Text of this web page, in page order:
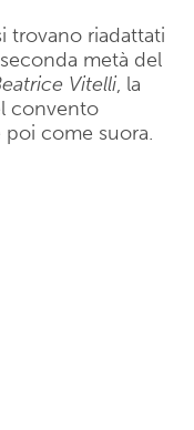
trovano riadattati
metà del
Vitelli, la
convento
poi come suora.